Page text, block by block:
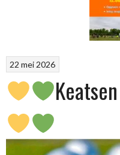
22 mei 2026